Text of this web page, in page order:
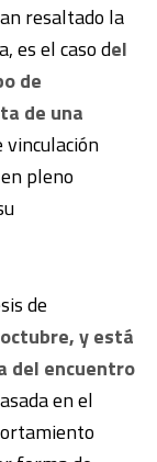
resaltado la
es el caso del
de
de una
vinculación
pleno
de
y está
del encuentro
en el